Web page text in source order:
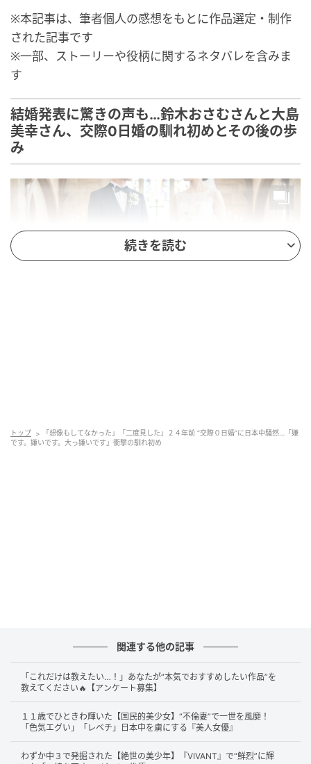
※本記事は、筆者個人の感想をもとに作品選定・制作
された記事です
※一部、ストーリーや役柄に関するネタバレを含みま
す
結婚発表に驚きの声も…鈴木おさむさんと大島
美幸さん、交際0日婚の馴れ初めとその後の歩
み
いう点です。一定の交際期間を経て結婚するケースが
「もうそういうこと言ってくれる人って今後いないだろうか
「信頼してる親、最愛のお母さんが言ってるから、もうこれは
引くに引けねえなと思って。よーしじゃあ結婚しようと思いま
した」
出典：TBS『人生最高レストラン』2024年4月27日放送回
続きを読む
トップ
「想像もしてなかった」「二度見した」２４年前 “交際０日婚”に日本中騒然…「嫌
です。嫌いです。大っ嫌いです」衝撃の馴れ初め
関連する他の記事
「これだけは教えたい…！」あなたが“本気でおすすめしたい作品”を
教えてください🔥【アンケート募集】
１１歳でひときわ輝いた【国民的美少女】“不倫妻”で一世を風靡！
「色気エグい」「レベチ」日本中を虜にする『美人女優』
わずか中３で発掘された【絶世の美少年】『VIVANT』で“鮮烈”に輝